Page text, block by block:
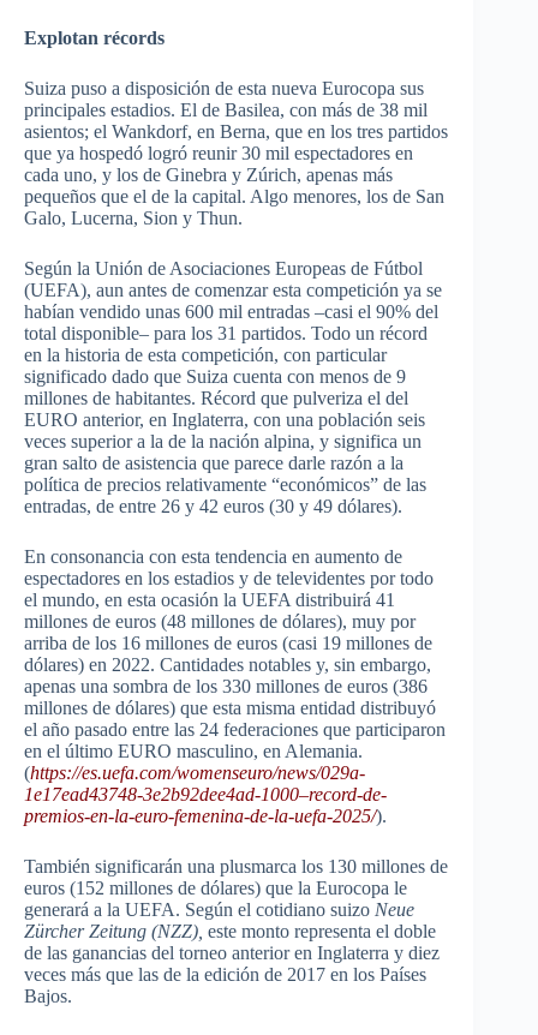
Explotan récords
Suiza puso a disposición de esta nueva Eurocopa sus
principales estadios. El de Basilea, con más de 38 mil
asientos; el Wankdorf, en Berna, que en los tres partidos
que ya hospedó logró reunir 30 mil espectadores en
cada uno, y los de Ginebra y Zúrich, apenas más
pequeños que el de la capital. Algo menores, los de San
Galo, Lucerna, Sion y Thun.
Según la Unión de Asociaciones Europeas de Fútbol
(UEFA), aun antes de comenzar esta competición ya se
habían vendido unas 600 mil entradas –casi el 90% del
total disponible– para los 31 partidos. Todo un récord
en la historia de esta competición, con particular
significado dado que Suiza cuenta con menos de 9
millones de habitantes. Récord que pulveriza el del
EURO anterior, en Inglaterra, con una población seis
veces superior a la de la nación alpina, y significa un
gran salto de asistencia que parece darle razón a la
política de precios relativamente “económicos” de las
entradas, de entre 26 y 42 euros (30 y 49 dólares).
En consonancia con esta tendencia en aumento de
espectadores en los estadios y de televidentes por todo
el mundo, en esta ocasión la UEFA distribuirá 41
millones de euros (48 millones de dólares), muy por
arriba de los 16 millones de euros (casi 19 millones de
dólares) en 2022. Cantidades notables y, sin embargo,
apenas una sombra de los 330 millones de euros (386
millones de dólares) que esta misma entidad distribuyó
el año pasado entre las 24 federaciones que participaron
en el último EURO masculino, en Alemania.
(https://es.uefa.com/womenseuro/news/029a-
1e17ead43748-3e2b92dee4ad-1000–record-de-
premios-en-la-euro-femenina-de-la-uefa-2025/).
También significarán una plusmarca los 130 millones de
euros (152 millones de dólares) que la Eurocopa le
generará a la UEFA. Según el cotidiano suizo Neue
Zürcher Zeitung (NZZ), este monto representa el doble
de las ganancias del torneo anterior en Inglaterra y diez
veces más que las de la edición de 2017 en los Países
Bajos.